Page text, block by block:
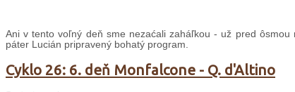
Ani v tento voľný deň sme nezaćali zaháľkou - už pred
páter Lucián pripravený bohatý program.
Cyklo 26: 6. deň Monfalcone - Q. d'Altino